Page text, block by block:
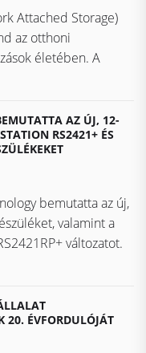
Attached Storage)
az otthoni
életében. A
AZ ÚJ, 12-
RS2421+ ÉS
bemutatta az új,
valamint a
változatot.
20. ÉVFORDULÓJÁT